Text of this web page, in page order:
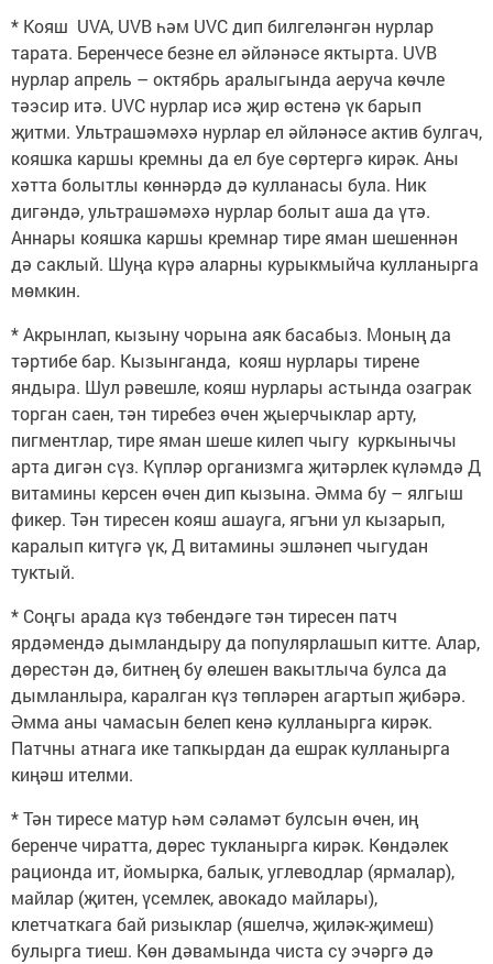
* Кояш UVA, UVB һәм UVC дип билгеләнгән нурлар
тарата. Беренчесе безне ел әйләнәсе яктырта. UVB
нурлар апрель – октябрь аралыгында аеруча көчле
тәэсир итә. UVC нурлар исә җир өстенә үк барып
җитми. Ультрашәмәхә нурлар ел әйләнәсе актив булгач,
кояшка каршы кремны да ел буе сөртергә кирәк. Аны
хәтта болытлы көннәрдә дә кулланасы була. Ник
дигәндә, ультрашәмәхә нурлар болыт аша да үтә.
Аннары кояшка каршы кремнар тире яман шешеннән
дә саклый. Шуңа күрә аларны курыкмыйча кулланырга
мөмкин.
* Акрынлап, кызыну чорына аяк басабыз. Моның да
тәртибе бар. Кызынганда, кояш нурлары тирене
яндыра. Шул рәвешле, кояш нурлары астында озаграк
торган саен, тән тиребез өчен җыерчыклар арту,
пигментлар, тире яман шеше килеп чыгу куркынычы
арта дигән сүз. Күпләр организмга җитәрлек күләмдә Д
витамины керсен өчен дип кызына. Әмма бу – ялгыш
фикер. Тән тиресен кояш ашауга, ягъни ул кызарып,
каралып китүгә үк, Д витамины эшләнеп чыгудан
туктый.
* Соңгы арада күз төбендәге тән тиресен патч
ярдәмендә дымландыру да популярлашып китте. Алар,
дөрестән дә, битнең бу өлешен вакытлыча булса да
дымланлыра, каралган күз төпләрен агартып җибәрә.
Әмма аны чамасын белеп кенә кулланырга кирәк.
Патчны атнага ике тапкырдан да ешрак кулланырга
киңәш ителми.
* Тән тиресе матур һәм сәламәт булсын өчен, иң
беренче чиратта, дөрес тукланырга кирәк. Көндәлек
рационда ит, йомырка, балык, углеводлар (ярмалар),
майлар (җитен, үсемлек, авокадо майлары),
клетчаткага бай ризыклар (яшелчә, җиләк-җимеш)
булырга тиеш. Көн дәвамында чиста су эчәргә дә